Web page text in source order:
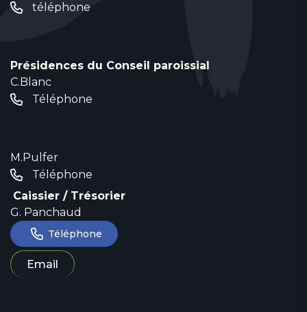
téléphone
Présidences du Conseil paroissial
C.Blanc
Téléphone
M.Pulfer
Téléphone
Caissier / Trésorier
G. Panchaud
Téléphone
Email